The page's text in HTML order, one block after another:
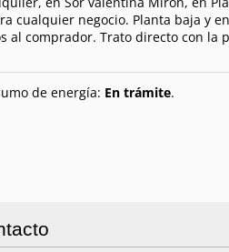
cualquier negocio. Planta baja y
al comprador. Trato directo con la
de energía: En trámite.